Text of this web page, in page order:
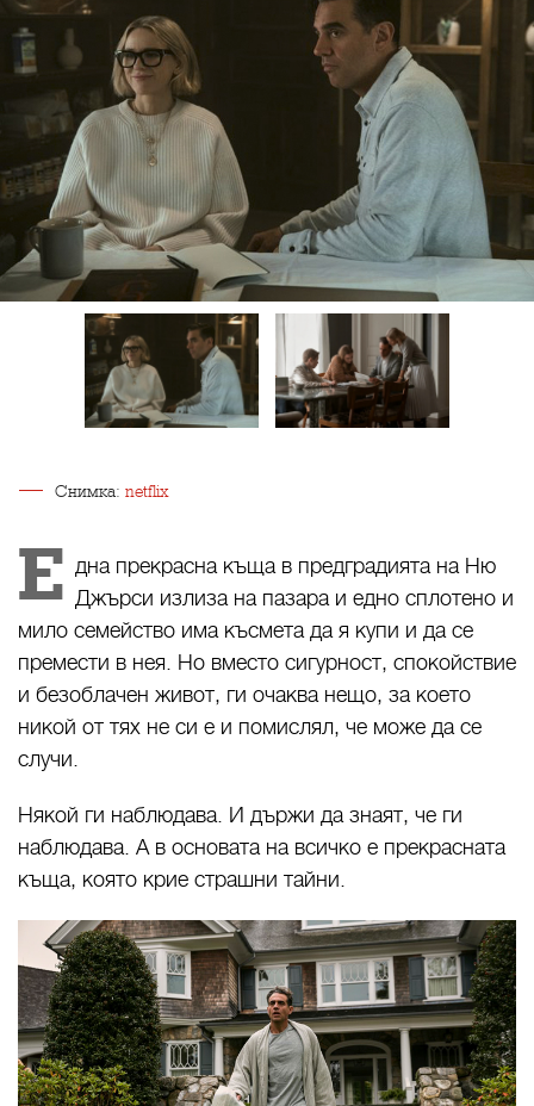
Снимка: netflix
Е дна прекрасна къща в предградията на Ню
Джърси излиза на пазара и едно сплотено и
мило семейство има късмета да я купи и да се
премести в нея. Но вместо сигурност, спокойствие
и безоблачен живот, ги очаква нещо, за което
никой от тях не си е и помислял, че може да се
случи.
Някой ги наблюдава. И държи да знаят, че ги
наблюдава. А в основата на всичко е прекрасната
къща, която крие страшни тайни.